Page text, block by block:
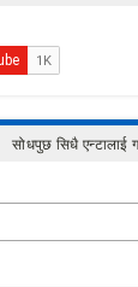
सोधपुछ सिधै एन्टालाई